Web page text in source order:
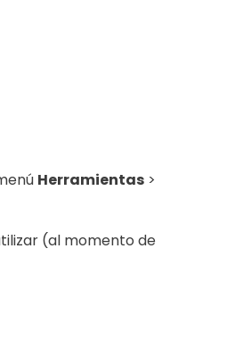
Herramientas >
(al momento de